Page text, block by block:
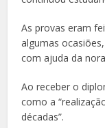
As provas eram
algumas
com ajuda da
Ao receber o
como a
décadas”.